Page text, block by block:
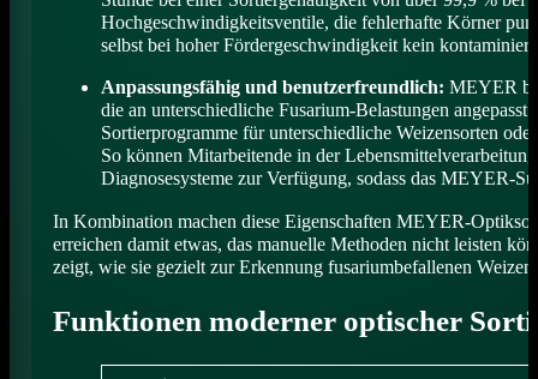
Hochgeschwindigkeitsventile, die fehlerhafte Körner
selbst bei hoher Fördergeschwindigkeit kein
Anpassungsfähig und benutzerfreundlich: MEYER
die an unterschiedliche Fusarium-Belastungen
Sortierprogramme für unterschiedliche Weizensorten
So können Mitarbeitende in der
Diagnosesysteme zur Verfügung, sodass das MEYER-
In Kombination machen diese Eigenschaften MEYER-
erreichen damit etwas, das manuelle Methoden nicht leisten
zeigt, wie sie gezielt zur Erkennung fusariumbefallenen
Funktionen moderner optischer